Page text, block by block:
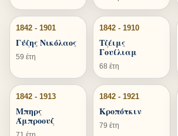
1842 - 1901
Γύζης Νικόλαος
59 έτη
1842 - 1910
Τζέιμς
Γουίλιαμ
68 έτη
1842 - 1913
Μπηρς
Άμπροουζ
1842 - 1921
Κροπότκιν
79 έτη